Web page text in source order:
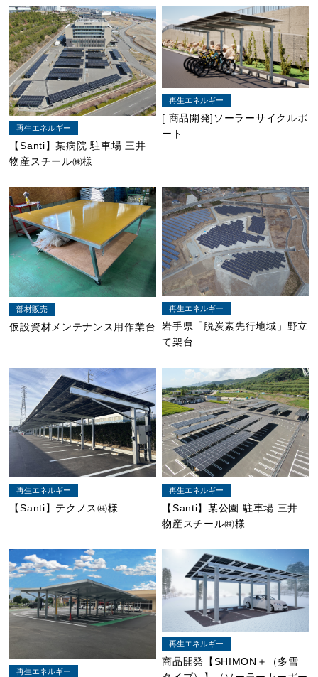
再生エネルギー
【Santi】某病院 駐車場 三井
物産スチール㈱様
再生エネルギー
[ 商品開発]ソーラーサイクルポ
ート
部材販売
仮設資材メンテナンス用作業台
再生エネルギー
岩手県「脱炭素先行地域」野立
て架台
再生エネルギー
【Santi】テクノス㈱様
再生エネルギー
【Santi】某公園 駐車場 三井
物産スチール㈱様
再生エネルギー
再生エネルギー
商品開発【SHIMON＋（多雪